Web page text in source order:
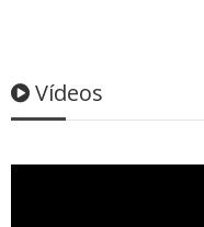
Vídeos